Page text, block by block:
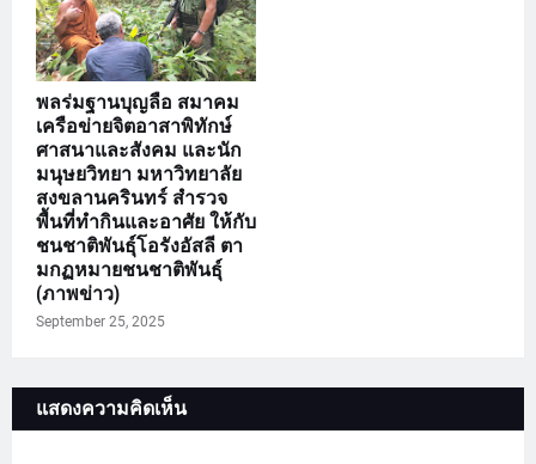
พลร่มฐานบุญลือ สมาคม
เครือข่ายจิตอาสาพิทักษ์
ศาสนาและสังคม และนัก
มนุษยวิทยา มหาวิทยาลัย
สงขลานครินทร์ สำรวจ
พื้นที่ทำกินและอาศัย ให้กับ
ชนชาติพันธุ์โอรังอัสลี ตา
มกฏหมายชนชาติพันธุ์
(ภาพข่าว)
September 25, 2025
แสดงความคิดเห็น